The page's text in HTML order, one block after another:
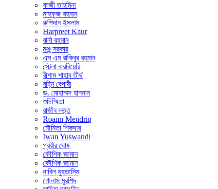
কাজী তাহমিনা
মাহফুজ রহমান
রুশিদান ইসলাম
Harpreet Kaur
ঝর্না রহমান
মঞ্জু সরকার
এস এম রাকিবুর রহমান
স্টেলা বারবিয়েরি
রীশাম শাহাব তীর্থ
বহ্নি বেপারী
ড. মোহাম্মদ হাননান
শুচিস্মিতা
রাজীব দত্ত
Roann Mendriq
মৌমিতা শিকদার
Iwan Yuswandi
প্রবীর ঘোষ
কৌশিক জামান
কৌশিক জামান
নাবিল মুহতাসিম
গোলাম মুরশিদ